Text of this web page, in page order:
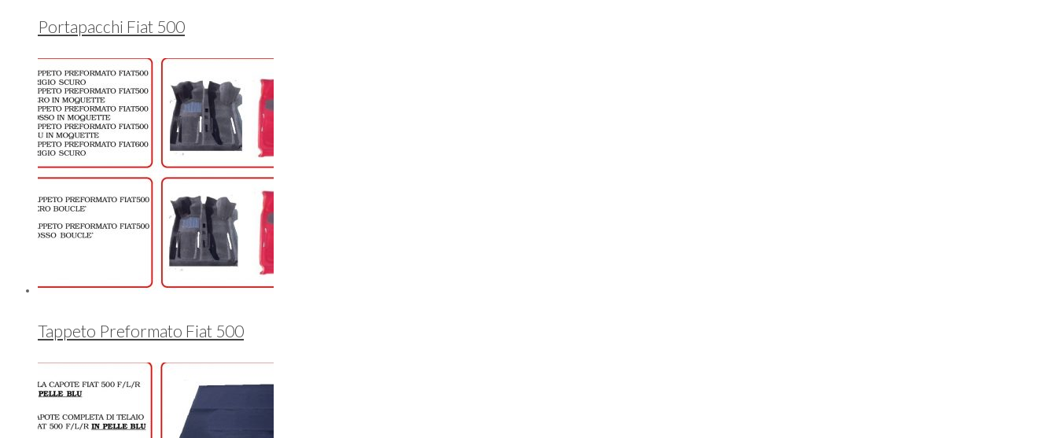
Portapacchi Fiat 500
Tappeto Preformato Fiat 500